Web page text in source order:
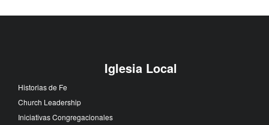
Iglesia Local
Historias de Fe
Church Leadership
Iniciativas Congregacionales